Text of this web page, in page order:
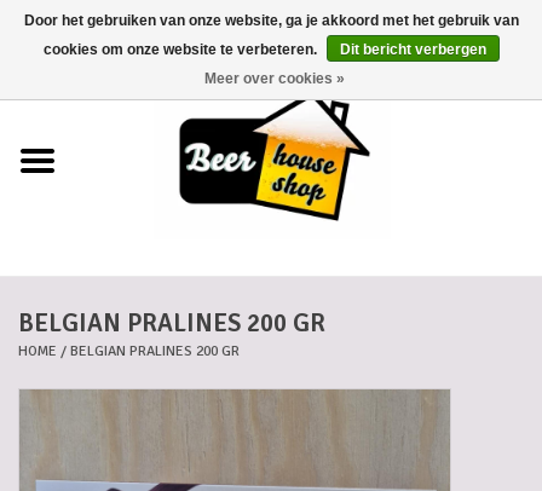
0 Artikelen - €0,00
Biermanden
Blikken
BELGIAN PRALINES 200 GR
HOME / BELGIAN PRALINES 200 GR
Door het gebruiken van onze website, ga je akkoord met het gebruik van
cookies om onze website te verbeteren.
Dit bericht verbergen
Meer over cookies »